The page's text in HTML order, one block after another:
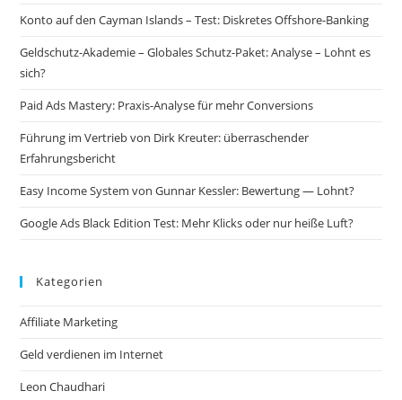
Konto auf den Cayman Islands – Test: Diskretes Offshore-Banking
Geldschutz-Akademie – Globales Schutz-Paket: Analyse – Lohnt es
sich?
Paid Ads Mastery: Praxis-Analyse für mehr Conversions
Führung im Vertrieb von Dirk Kreuter: überraschender
Erfahrungsbericht
Easy Income System von Gunnar Kessler: Bewertung — Lohnt?
Google Ads Black Edition Test: Mehr Klicks oder nur heiße Luft?
Kategorien
Affiliate Marketing
Geld verdienen im Internet
Leon Chaudhari